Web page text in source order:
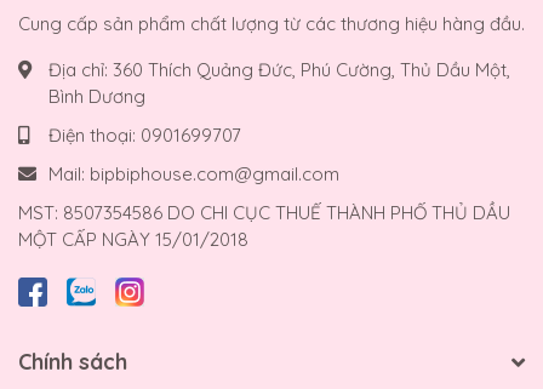
Cung cấp sản phẩm chất lượng từ các thương hiệu hàng đầu.
Địa chỉ: 360 Thích Quảng Đức, Phú Cường, Thủ Dầu Một,
Bình Dương
Điện thoại: 0901699707
Mail: bipbiphouse.com@gmail.com
MST: 8507354586 DO CHI CỤC THUẾ THÀNH PHỐ THỦ DẦU
MỘT CẤP NGÀY 15/01/2018
Chính sách